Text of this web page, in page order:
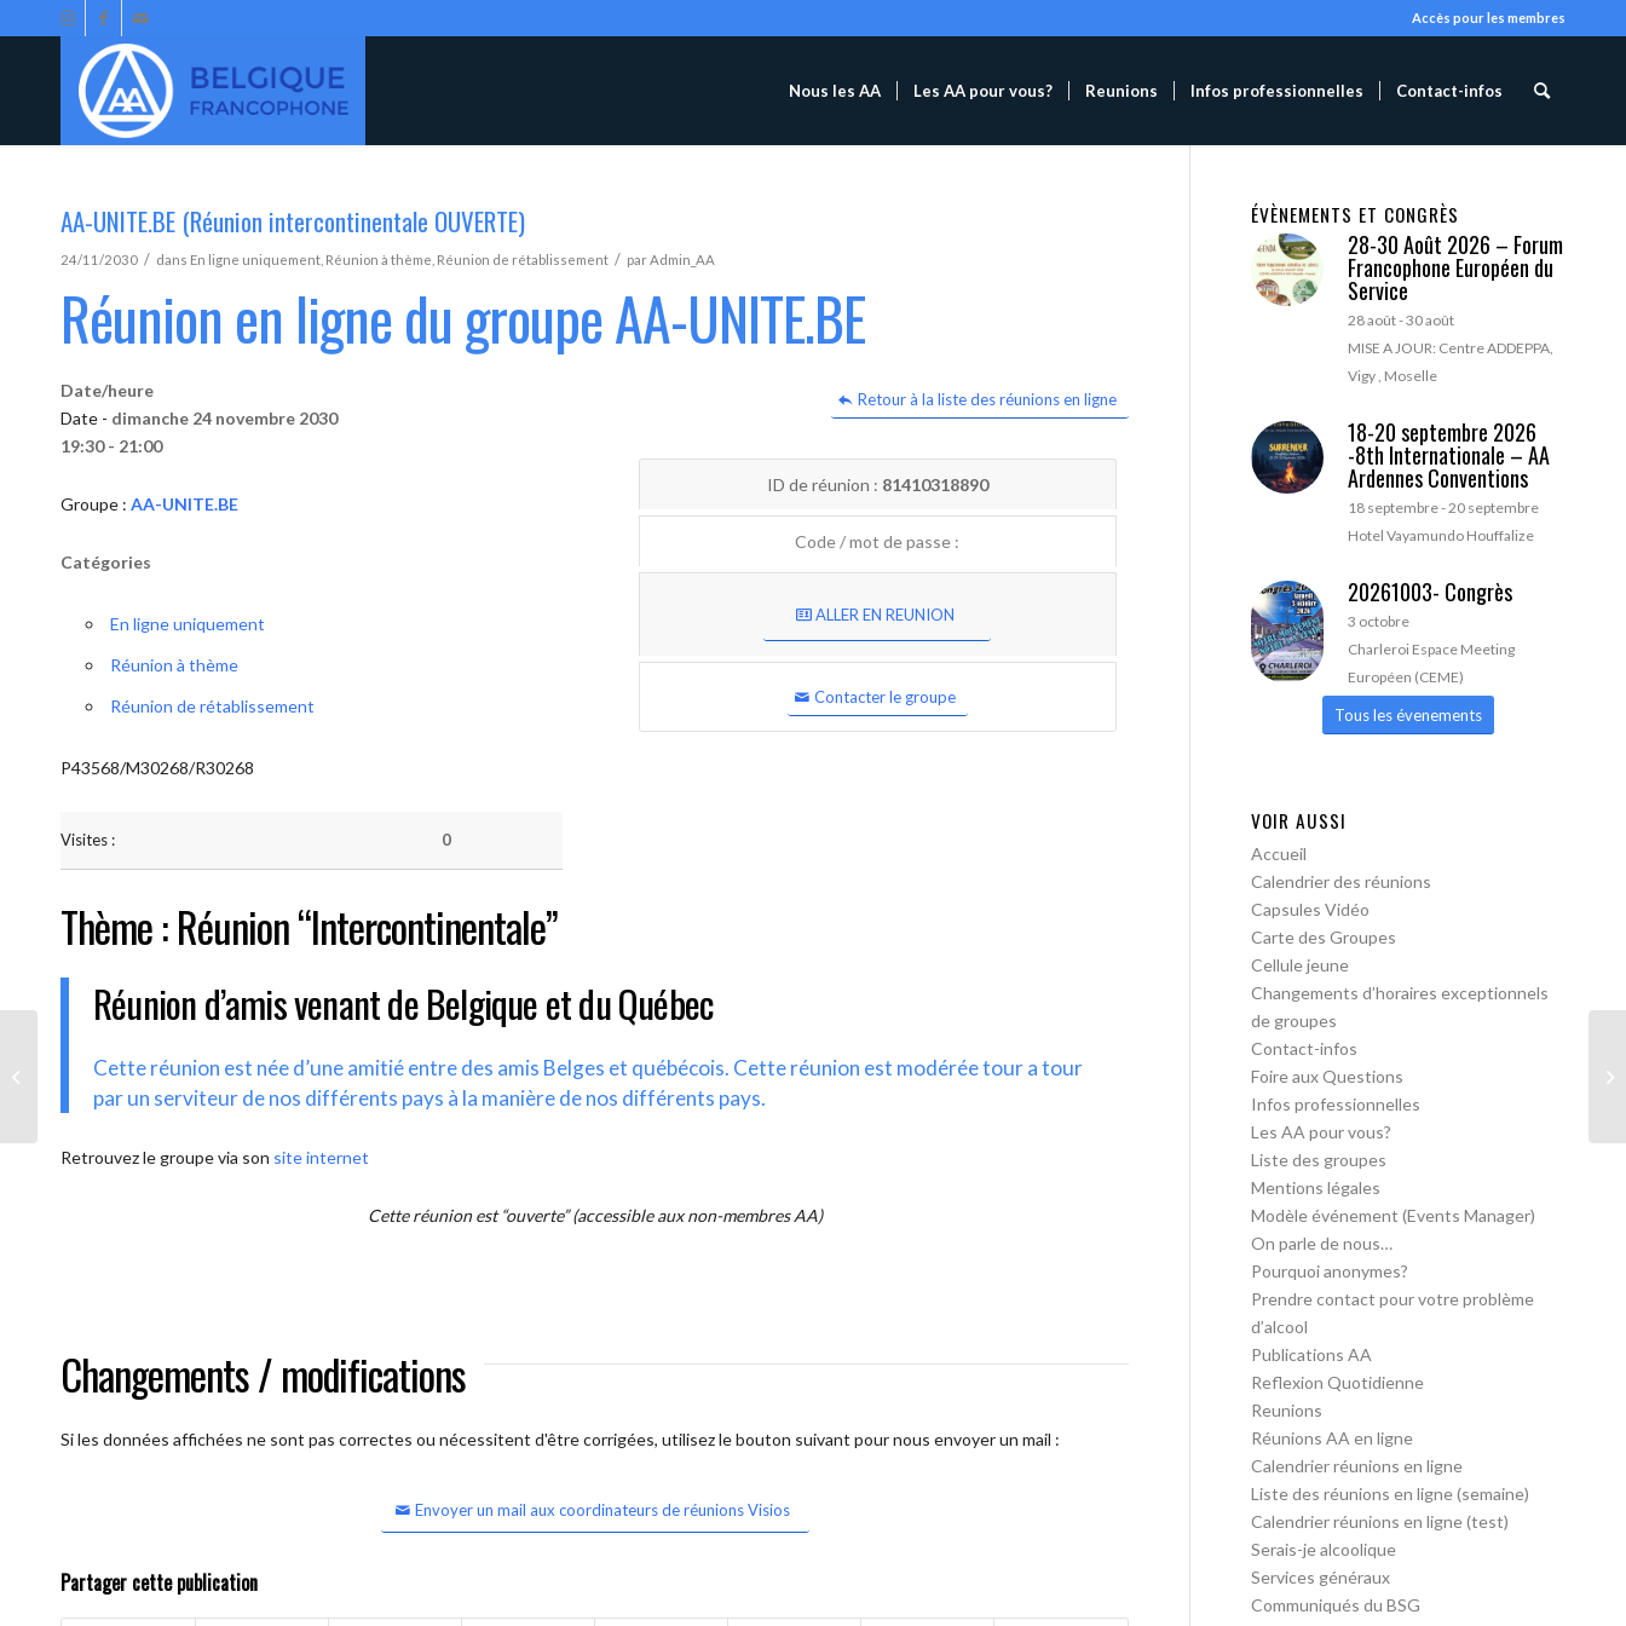
Accès pour les membres
Nous les AA Les AA pour vous? Reunions Infos professionnelles Contact-infos
AA-UNITE.BE (Réunion intercontinentale OUVERTE)
24/11/2030 / dans En ligne uniquement Réunion à thème Réunion de rétablissement / parAdmin_AA
Réunion en ligne du groupe AA-UNITE.BE
Retour à la liste des réunions en ligne
Date/heure
Date - dimanche 24 novembre 2030
19:30 - 21:00
Groupe : AA-UNITE.BE
Catégories
En ligne uniquement
Réunion à thème
Réunion de rétablissement
P43568/M30268/R30268
Visites : 0
ID de réunion : 81410318890
Code / mot de passe :
ALLER EN REUNION
Contacter le groupe
Thème : Réunion “Intercontinentale”
Réunion d’amis venant de Belgique et du Québec
Cette réunion est née d’une amitié entre des amis Belges et québécois. Cette réunion est modérée tour a tour
par un serviteur de nos différents pays à la manière de nos différents pays.
Retrouvez le groupe via son site internet
Cette réunion est “ouverte” (accessible aux non-membres AA)
Changements / modifications
Si les données affichées ne sont pas correctes ou nécessitent d'être corrigées, utilisez le bouton suivant pour nous envoyer un mail :
Envoyer un mail aux coordinateurs de réunions Visios
Partager cette publication
ÉVÈNEMENTS ET CONGRÈS
28-30 Août 2026 – Forum
Francophone Européen du
Service
28 août-30 août
MISE A JOUR: Centre ADDEPPA,
Vigy , Moselle
18-20 septembre 2026
-8th Internationale – AA
Ardennes Conventions
18 septembre-20 septembre
Hotel Vayamundo Houffalize
20261003- Congrès
3 octobre
Charleroi Espace Meeting
Européen (CEME)
Tous les évenements
VOIR AUSSI
Accueil
Calendrier des réunions
Capsules Vidéo
Carte des Groupes
Cellule jeune
Changements d’horaires exceptionnels
de groupes
Contact-infos
Foire aux Questions
Infos professionnelles
Les AA pour vous?
Liste des groupes
Mentions légales
Modèle événement (Events Manager)
On parle de nous…
Pourquoi anonymes?
Prendre contact pour votre problème
d’alcool
Publications AA
Reflexion Quotidienne
Reunions
Réunions AA en ligne
Calendrier réunions en ligne
Liste des réunions en ligne (semaine)
Calendrier réunions en ligne (test)
Serais-je alcoolique
Services généraux
Communiqués du BSG
AA-UNITE.BE (Réunion
intercontinentale OUVERTE)